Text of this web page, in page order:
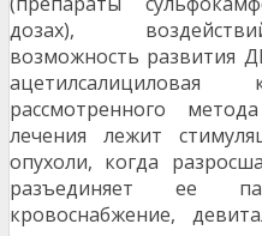
дозах),
возможность развития
рассмотренного
лечения лежит
опухоли, когда
разъединяет ее
кровоснабжение,